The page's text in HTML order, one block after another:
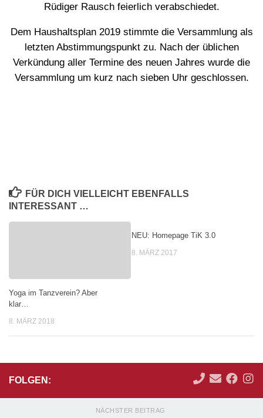
Rüdiger Rausch feierlich verabschiedet.
Dem Haushaltsplan 2019 stimmte die Versammlung als
letzten Abstimmungspunkt zu. Nach der üblichen
Verkündung aller Termine des neuen Jahres wurde die
Versammlung um kurz nach sieben Uhr geschlossen.
FÜR DICH VIELLEICHT EBENFALLS
INTERESSANT …
Yoga im Tanzverein? Aber
klar…
8. MÄRZ 2018
NEU: Homepage TiK 3.0
8. MÄRZ 2017
FOLGEN:
NÄCHSTER BEITRAG